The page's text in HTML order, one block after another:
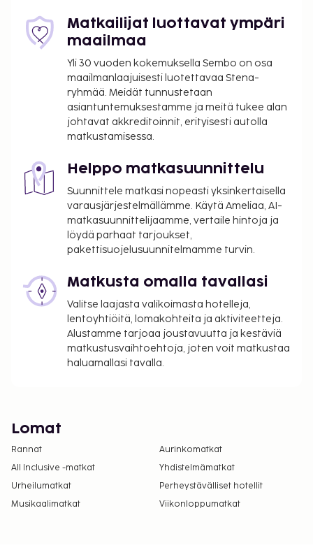
Matkailijat luottavat ympäri
maailmaa
Yli 30 vuoden kokemuksella Sembo on osa
maailmanlaajuisesti luotettavaa Stena-
ryhmää. Meidät tunnustetaan
asiantuntemuksestamme ja meitä tukee alan
johtavat akkreditoinnit, erityisesti autolla
matkustamisessa.
Helppo matkasuunnittelu
Suunnittele matkasi nopeasti yksinkertaisella
varausjärjestelmällämme. Käytä Ameliaa, AI-
matkasuunnittelijaamme, vertaile hintoja ja
löydä parhaat tarjoukset,
pakettisuojelusuunnitelmamme turvin.
Matkusta omalla tavallasi
Valitse laajasta valikoimasta hotelleja,
lentoyhtiöitä, lomakohteita ja aktiviteetteja.
Alustamme tarjoaa joustavuutta ja kestäviä
matkustusvaihtoehtoja, joten voit matkustaa
haluamallasi tavalla.
Lomat
Rannat
Aurinkomatkat
All Inclusive -matkat
Yhdistelmämatkat
Urheilumatkat
Perheystävälliset hotellit
Musikaalimatkat
Viikonloppumatkat